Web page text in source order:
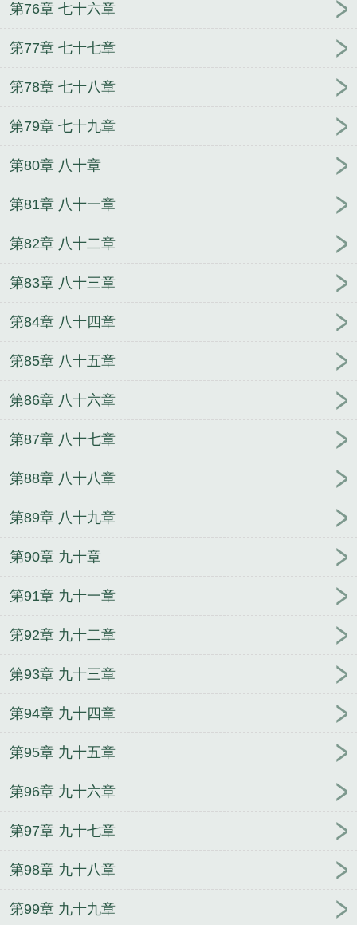
第76章 七十六章
第77章 七十七章
第78章 七十八章
第79章 七十九章
第80章 八十章
第81章 八十一章
第82章 八十二章
第83章 八十三章
第84章 八十四章
第85章 八十五章
第86章 八十六章
第87章 八十七章
第88章 八十八章
第89章 八十九章
第90章 九十章
第91章 九十一章
第92章 九十二章
第93章 九十三章
第94章 九十四章
第95章 九十五章
第96章 九十六章
第97章 九十七章
第98章 九十八章
第99章 九十九章